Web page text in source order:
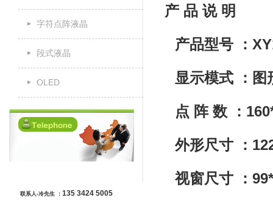
字符点阵液晶
段式液晶
OLED
联系人-冷先生 ： 135 3424 5005
产 品 说 明
产品型号 ：
显示模式 ：图
点 阵 数 ：
外形尺寸 ：
视窗尺寸 ：